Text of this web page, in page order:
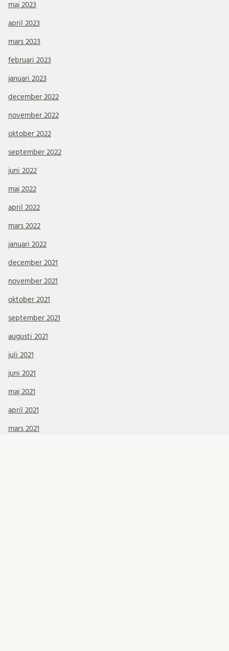
maj 2023
april 2023
mars 2023
februari 2023
januari 2023
december 2022
november 2022
oktober 2022
september 2022
juni 2022
maj 2022
april 2022
mars 2022
januari 2022
december 2021
november 2021
oktober 2021
september 2021
augusti 2021
juli 2021
juni 2021
maj 2021
april 2021
mars 2021